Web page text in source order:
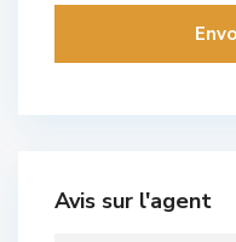
Avis sur l'agent